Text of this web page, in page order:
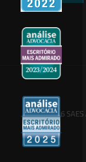
© 2026